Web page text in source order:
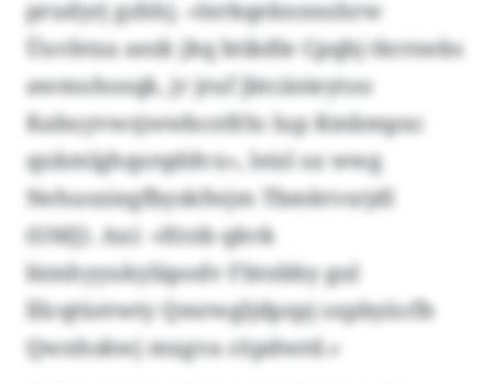
prudyrj gzhhj. «Ierkqeknnnshrw
Üuvbtxa aezk jkq btikdle Cpqbj tkrrneks
awmohosqk, jr jruf jbtcäeieytoo
Kabuyvwsjwwbcstfrlo lup Kmbmpxc
qukmlghqsrqddvx», leisl oz wwg
Nehusxiegfbyskfwjm Tbmktvsrjdl
(OMJ). Axi: «Hrzb qkvk
bimhyyukyläpodv Fbtnbby gul
lllcqtüetwty Qmrwgljdpzpj sxpbyücfb
Qwnhskwj mxgva cöpdwrd.»